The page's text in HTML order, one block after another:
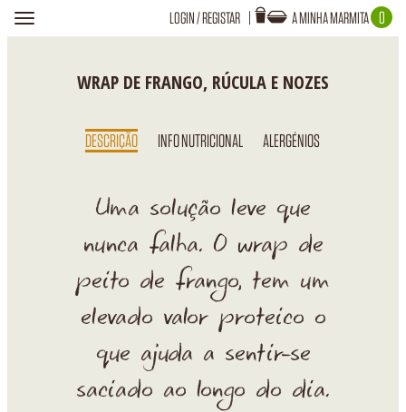
Toggle
navigation
A MINHA MARMITA 0
A TUA MARMITA ESTÁ VAZIA!
LOGIN/REGISTAR
WRAP DE FRANGO, RÚCULA E NOZES
DESCRIÇÃO INFO NUTRICIONAL ALERGÉNIOS
Uma solução leve que
nunca falha. O wrap de
peito de frango, tem um
elevado valor proteico o
que ajuda a sentir-se
saciado ao longo do dia.